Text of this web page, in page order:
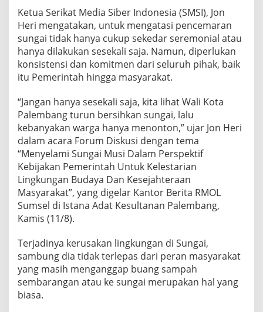
Ketua Serikat Media Siber Indonesia (SMSI), Jon
Heri mengatakan, untuk mengatasi pencemaran
sungai tidak hanya cukup sekedar seremonial atau
hanya dilakukan sesekali saja. Namun, diperlukan
konsistensi dan komitmen dari seluruh pihak, baik
itu Pemerintah hingga masyarakat.
“Jangan hanya sesekali saja, kita lihat Wali Kota
Palembang turun bersihkan sungai, lalu
kebanyakan warga hanya menonton,” ujar Jon Heri
dalam acara Forum Diskusi dengan tema
“Menyelami Sungai Musi Dalam Perspektif
Kebijakan Pemerintah Untuk Kelestarian
Lingkungan Budaya Dan Kesejahteraan
Masyarakat”, yang digelar Kantor Berita RMOL
Sumsel di Istana Adat Kesultanan Palembang,
Kamis (11/8).
Terjadinya kerusakan lingkungan di Sungai,
sambung dia tidak terlepas dari peran masyarakat
yang masih menganggap buang sampah
sembarangan atau ke sungai merupakan hal yang
biasa.